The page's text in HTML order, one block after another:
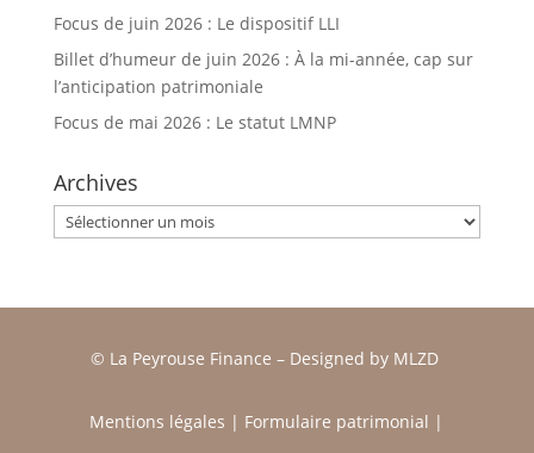
Focus de juin 2026 : Le dispositif LLI
Billet d’humeur de juin 2026 : À la mi-année, cap sur
l’anticipation patrimoniale
Focus de mai 2026 : Le statut LMNP
Archives
Archives
© La Peyrouse Finance –Designed by MLZD
Mentions légales | Formulaire patrimonial |